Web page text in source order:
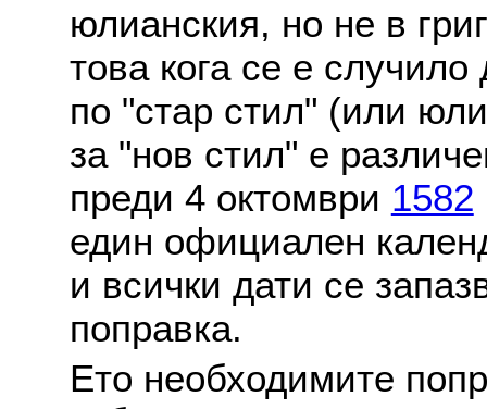
юлианския, но не в
това кога се е
по "стар стил" (или
за "нов стил" е
преди 4 октомври 1582
един официален
и всички дати се
поправка.
Ето необходимите